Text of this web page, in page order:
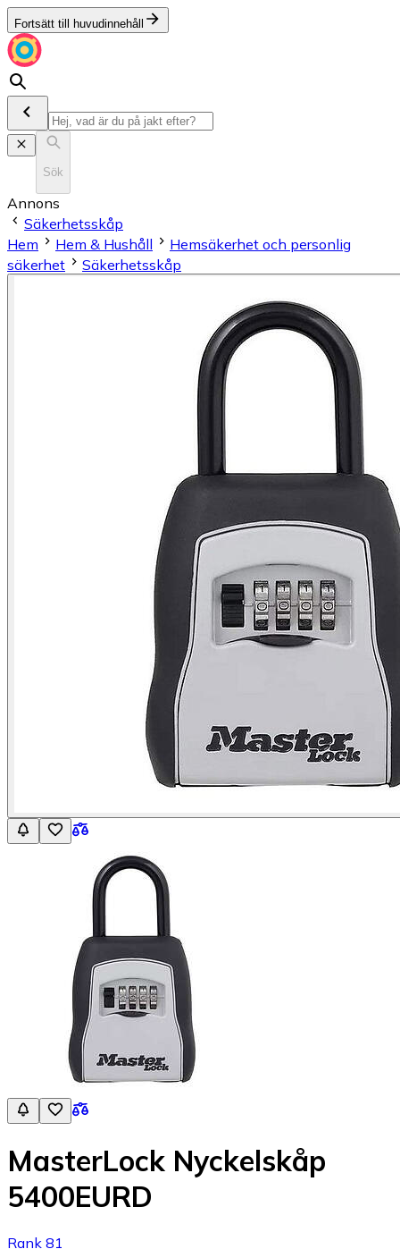
Fortsätt till huvudinnehåll
Sök
Annons
Säkerhetsskåp
Hem
Hem & Hushåll
Hemsäkerhet och personlig
säkerhet
Säkerhetsskåp
MasterLock Nyckelskåp
5400EURD
Rank 81